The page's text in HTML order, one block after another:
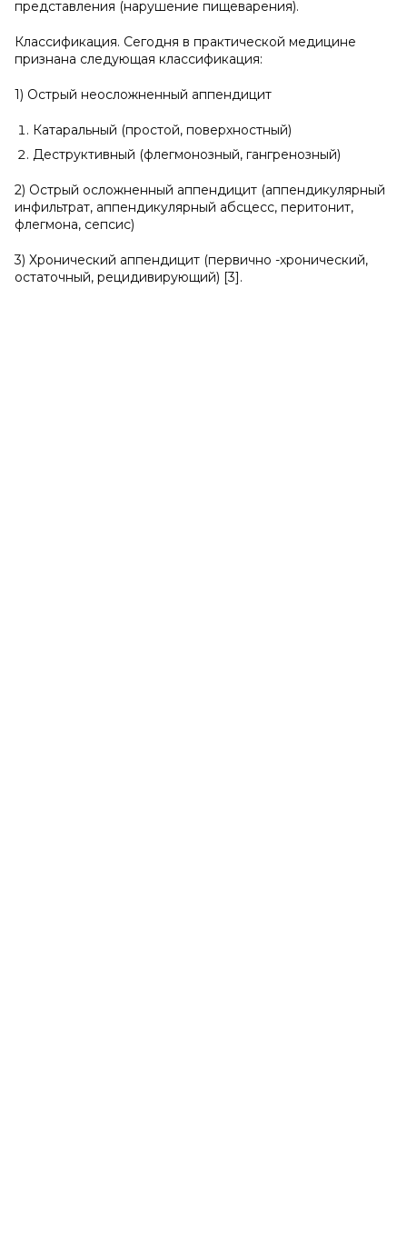
представления (нарушение пищеварения).
Классификация. Сегодня в практической медицине
признана следующая классификация:
1) Острый неосложненный аппендицит
Катаральный (простой, поверхностный)
Деструктивный (флегмонозный, гангренозный)
2) Острый осложненный аппендицит (аппендикулярный
инфильтрат, аппендикулярный абсцесс, перитонит,
флегмона, сепсис)
3) Хронический аппендицит (первично -хронический,
остаточный, рецидивирующий) [3].